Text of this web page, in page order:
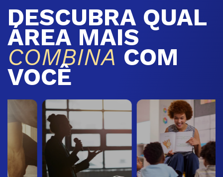
DESCUBRA QUAL
ÁREA MAIS
COMBINA COM
VOCÊ